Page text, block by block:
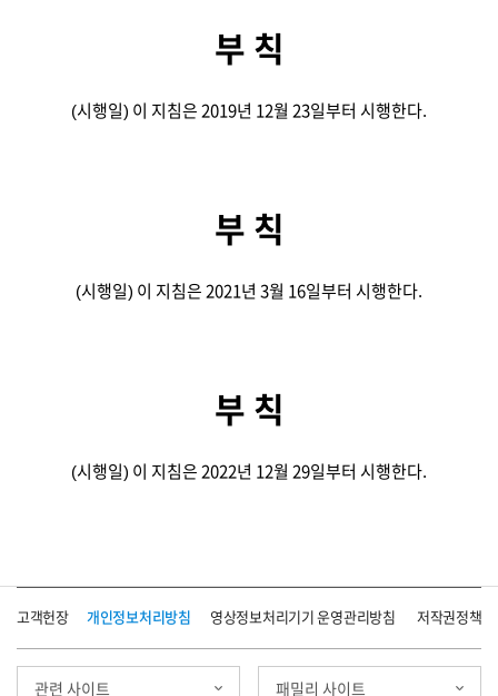
부 칙
(시행일) 이 지침은 2019년 12월 23일부터 시행한다.
부 칙
(시행일) 이 지침은 2021년 3월 16일부터 시행한다.
부 칙
(시행일) 이 지침은 2022년 12월 29일부터 시행한다.
고객헌장 개인정보처리방침 영상정보처리기기 운영관리방침 저작권정책
관련 사이트 패밀리 사이트